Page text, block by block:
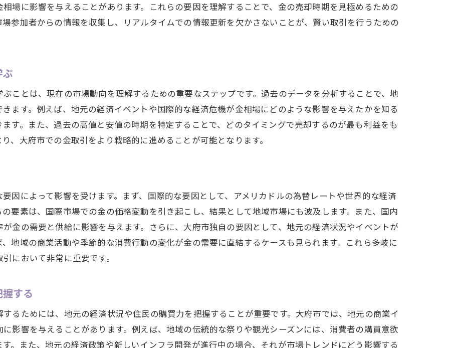
国内外の経済ニュースが金市場に与える変動要因
愛知県大府市における金相場と国際的な相場の比較
愛知県大府市内の経済活動と金市場の関連性
地域の消費動向が金価格に及ぼす変化
愛知県大府市における産業構造と金相場の関係
地元企業の動向と金市場の反応
地域資源と金相場の相互作用を探る
愛知県大府市における売却タイミングの見極め方
市場分析を基にした高値売却のポイント
愛知県大府市の金相場動向予測
データ解析で見つける最適な金売却時期
い金の売却を実現するための戦略案
愛知県大府市での高値売却を目指す方法
市場環境に応じた柔軟な売却戦略
場に影響を与えることがあります。これらの要因を理解することで、金の売却時期を見極めるための
参加者からの情報を収集し、リアルタイムでの情報更新を欠かさないことが、賢い取引を行うための
ことは、現在の市場動向を理解するための重要なステップです。過去のデータを分析することで、地
ます。例えば、地元の経済イベントや国際的な経済危機が金相場にどのような影響を与えたかを知る
す。また、過去の高値と安値の時期を特定することで、どのタイミングで売却するのが最も利益をも
、大府市での金取引をより戦略的に進めることが可能となります。
因によって影響を受けます。まず、国際的な要因として、アメリカドルの為替レートや世界的な経済
要素は、国際市場での金の価格変動を引き起こし、結果として地域市場にも波及します。また、国内
金の需要と供給に影響を与えます。さらに、大府市独自の要因として、地元の経済状況やイベントが
地域の商業活動や季節的な消費行動の変化が金の需要に直結するケースも見られます。これら多岐に
において非常に重要です。
する
るためには、地元の経済状況や住民の購買力を把握することが重要です。大府市では、地元の商業イ
影響を与えることがあります。例えば、地域の伝統的な祭りや観光シーズンには、消費者の購買意欲
。また、地元の経済政策や新しいインフラ開発が進行中の場合、それが市場トレンドにどう影響する